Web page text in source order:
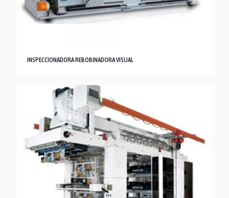
INSPECCIONADORA REBOBINADORA VISUAL